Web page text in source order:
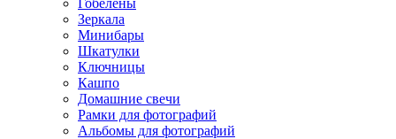
Гобелены
Зеркала
Минибары
Шкатулки
Ключницы
Кашпо
Домашние свечи
Рамки для фотографий
Альбомы для фотографий